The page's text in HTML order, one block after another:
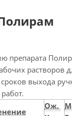
препарата
растворов
выхода
Ож.